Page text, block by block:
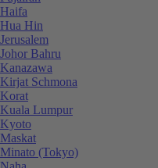
Haifa
Hua Hin
Jerusalem
Johor Bahru
Kanazawa
Kirjat Schmona
Korat
Kuala Lumpur
Kyoto
Maskat
Minato (Tokyo)